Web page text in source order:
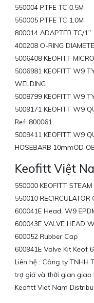
550004 PTFE TC 0.5M
550005 PTFE TC 1.0M
800014 ADAPTER TC/1”
400208 O-RING
5006408 KEOFITT
5006981 KEOFITT W9
WELDING
5008799 KEOFITT W9
5009171 KEOFITT W9
Ref: 800061
5009411 KEOFITT W9
HOSEBARB 10mmOD
Keofitt Việt
550000 KEOFITT STEAM
550010 RECIRCULATOR
600041E Head, W9
600043E VALVE HEAD
600052 Rubber Cap
600941E Valve Kit Keof
Liên hệ : Công ty TNHH
trợ giá và thời gian giao
Keofitt Viet Nam